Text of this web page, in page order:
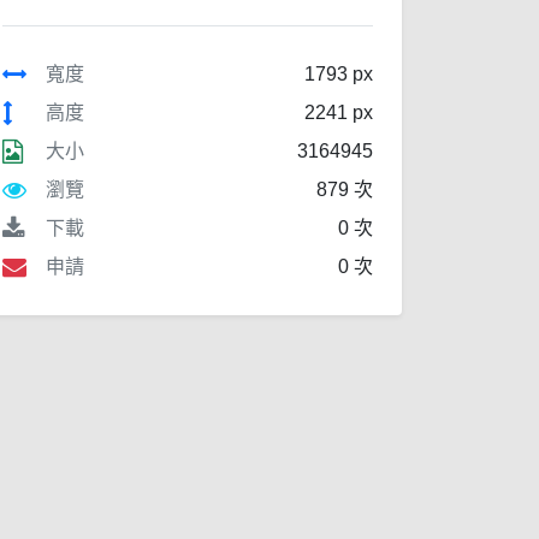
寬度
1793 px
高度
2241 px
大小
3164945
瀏覽
879 次
下載
0 次
申請
0 次